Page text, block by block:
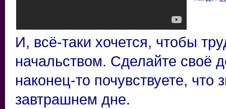
И, всё-таки хочется, чтобы
начальством. Сделайте своё
наконец-то почувствуете, что
завтрашнем дне.